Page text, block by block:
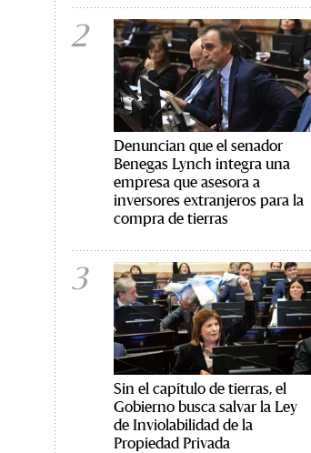
2
Denuncian que el senador
Benegas Lynch integra una
empresa que asesora a
inversores extranjeros para la
compra de tierras
3
Sin el capítulo de tierras, el
Gobierno busca salvar la Ley
de Inviolabilidad de la
Propiedad Privada